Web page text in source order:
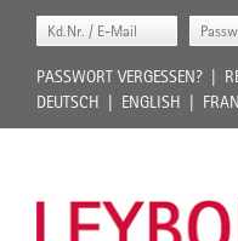
PASSWORT VERGESSEN?
DEUTSCH
ENGLISH